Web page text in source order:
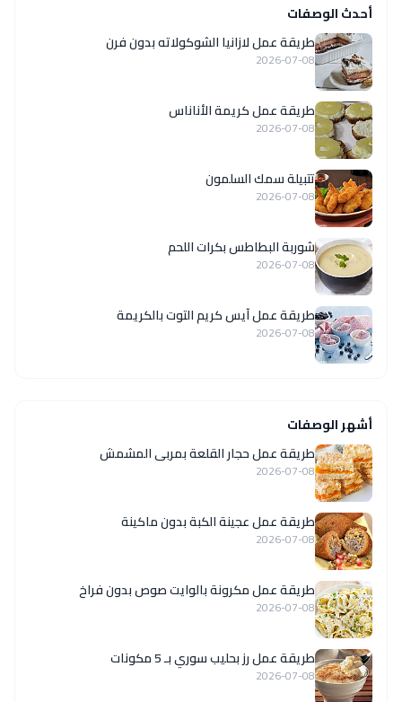
أحدث الوصفات
طريقة عمل لازانيا الشوكولاته بدون فرن
2026-07-08
طريقة عمل كريمة الأناناس
2026-07-08
تتبيلة سمك السلمون
2026-07-08
شوربة البطاطس بكرات اللحم
2026-07-08
طريقة عمل آيس كريم التوت بالكريمة
2026-07-08
أشهر الوصفات
طريقة عمل حجار القلعة بمربى المشمش
2026-07-08
طريقة عمل عجينة الكبة بدون ماكينة
2026-07-08
طريقة عمل مكرونة بالوايت صوص بدون فراخ
2026-07-08
طريقة عمل رز بحليب سوري بـ 5 مكونات
2026-07-08